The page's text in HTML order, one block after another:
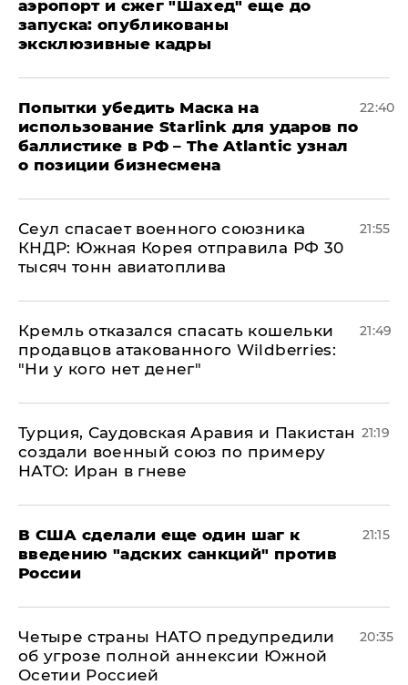
аэропорт и сжег "Шахед" еще до
запуска: опубликованы
эксклюзивные кадры
Попытки убедить Маска на
использование Starlink для ударов по
баллистике в РФ – The Atlantic узнал
о позиции бизнесмена
22:40
​Сеул спасает военного союзника
КНДР: Южная Корея отправила РФ 30
тысяч тонн авиатоплива
21:55
Кремль отказался спасать кошельки
продавцов атакованного Wildberries:
"Ни у кого нет денег"
21:49
Турция, Саудовская Аравия и Пакистан
создали военный союз по примеру
НАТО: Иран в гневе
21:19
В США сделали еще один шаг к
введению "адских санкций" против
России
21:15
Четыре страны НАТО предупредили
об угрозе полной аннексии Южной
Осетии Россией
20:35